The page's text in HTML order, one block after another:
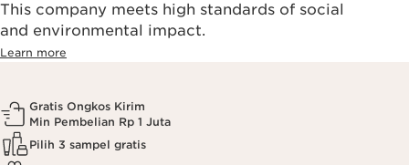
This company meets high standards of social
and environmental impact.
Learn more
Gratis Ongkos Kirim
Min Pembelian Rp 1 Juta
Pilih 3 sampel gratis